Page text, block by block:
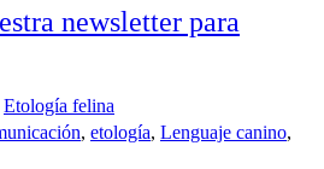
newsletter para
Etología felina
, etología, Lenguaje canino,